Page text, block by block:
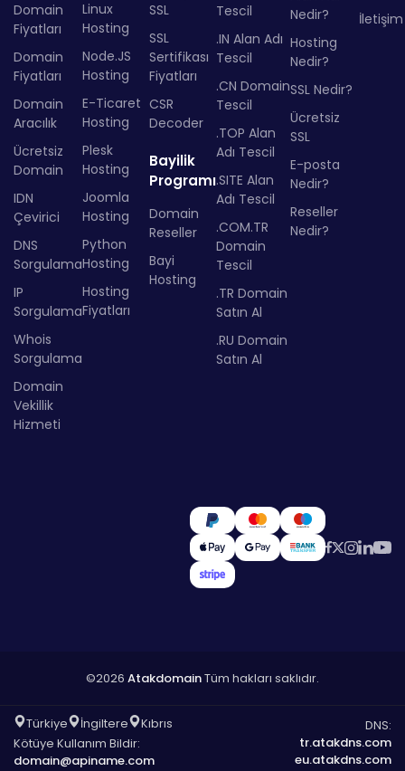
Domain
Fiyatları
Domain
Fiyatları
Domain
Aracılık
Ücretsiz
Domain
IDN
Çevirici
DNS
Sorgulama
IP
Sorgulama
Whois
Sorgulama
Domain
Vekillik
Hizmeti
Linux
Hosting
Node.JS
Hosting
E-Ticaret
Hosting
Plesk
Hosting
Joomla
Hosting
Python
Hosting
Hosting
Fiyatları
SSL
SSL
Sertifikası
Fiyatları
CSR
Decoder
Bayilik
Programı
Domain
Reseller
Bayi
Hosting
Tescil
.IN Alan Adı
Tescil
.CN Domain
Tescil
.TOP Alan
Adı Tescil
.SITE Alan
Adı Tescil
.COM.TR
Domain
Tescil
.TR Domain
Satın Al
.RU Domain
Satın Al
Nedir?
Hosting
Nedir?
SSL Nedir?
Ücretsiz
SSL
E-posta
Nedir?
Reseller
Nedir?
İletişim
©2026 AtakdomainTüm hakları saklıdır.
Türkiye İngiltere
Kıbrıs
Kötüye Kullanım Bildir:
domain@apiname.com
DNS:
tr.atakdns.com
eu.atakdns.com